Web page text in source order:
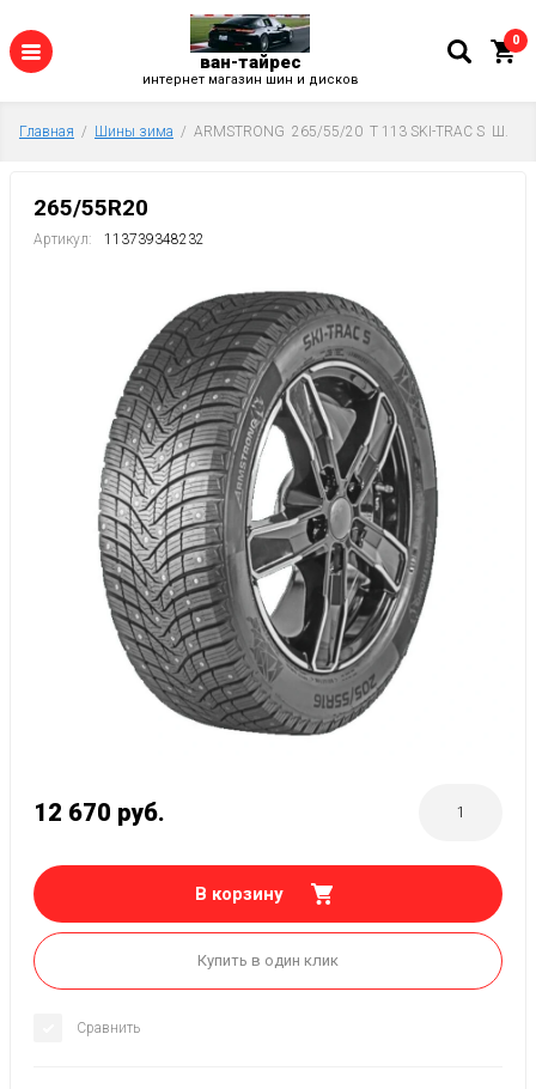
ван-тайрес
интернет магазин шин и дисков
0
Главная
  /
Шины зима
  /  ARMSTRONG  265/55/20  T 113 SKI-TRAC S  Ш.
265/55R20
Артикул: 113739348232
12 670 руб.
В корзину
Купить в один клик
Сравнить